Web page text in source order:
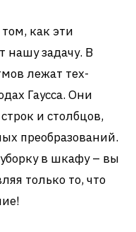
как эти
нашу задачу. В
лежат тех­
Гаусса. Они
и столбцов,
преобразований.
в шкафу – вы
только то, что